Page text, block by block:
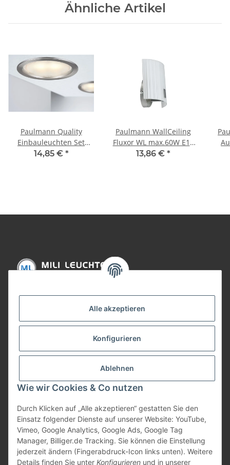
Alle akzeptieren
Konfigurieren
Ablehnen
Wie wir Cookies & Co nutzen
Durch Klicken auf „Alle akzeptieren“ gestatten Sie den
Einsatz folgender Dienste auf unserer Website: YouTube,
Vimeo, Google Analytics, Google Ads, Google Tag
Manager, Billiger.de Tracking. Sie können die Einstellung
jederzeit ändern (Fingerabdruck-Icon links unten). Weitere
Details finden Sie unter Konfigurieren und in unserer
Ähnliche Artikel
Paulmann Quality
Einbauleuchten Set
Sparlampe 1x(2x15W)
14,85 € *
Paulmann WallCeiling
Fluxor WL max.60W E14
matt/Weiß 230V
13,86 € *
Gesetzliche Informationen
Bezahlung
Vertrag widerrufen